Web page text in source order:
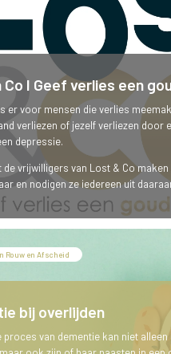
I Geef verlies een
er voor mensen die verlies
verliezen of jezelf verliezen door
depressie.
de vrijwilligers van Lost & Co
en nodigen ze iedereen uit
Rouw en Afscheid
bij overlijden
proces van dementie kan niet